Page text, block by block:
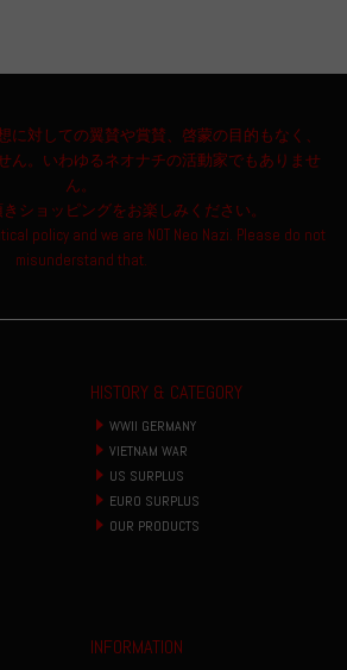
に対しての翼賛や賞賛、啓蒙の目的もなく、
ん。いわゆるネオナチの活動家でもありませ
ん。
ショッピングをお楽しみください。
policy and we are NOT Neo Nazi. Please do not
misunderstand that.
HISTORY & CATEGORY
WWII GERMANY
VIETNAM WAR
US SURPLUS
EURO SURPLUS
OUR PRODUCTS
INFORMATION